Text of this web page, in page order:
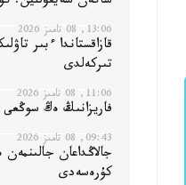
13:06, 08 تامىز 2026
قازاقستاندا ءبىر
تىركەلدى
11:06, 08 تامىز 2026
فاريزانىڭ ەڭ
09:43, 08 تامىز 2026
جالاڭداعان جالىنمەن
كۇرەسەدى